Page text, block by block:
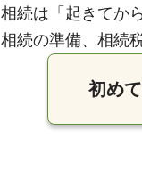
相続は「起きてか
相続の準備、相続
初め